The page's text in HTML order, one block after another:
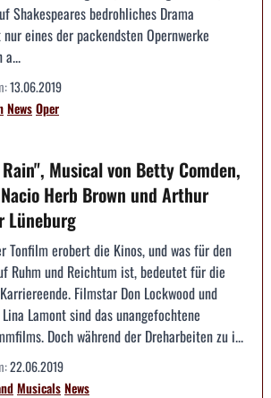
Shakespeares bedrohliches Drama
eines der packendsten Opernwerke
a...
13.06.2019
NewsOper
Musical von Betty Comden,
Herb Brown und Arthur
Lüneburg
Tonfilm erobert die Kinos, und was für den
Ruhm und Reichtum ist, bedeutet für die
Filmstar Don Lockwood und
Lamont sind das unangefochtene
Doch während der Dreharbeiten zu i...
22.06.2019
MusicalsNews